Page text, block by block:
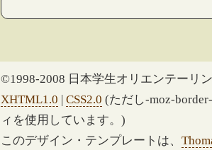
©1998-2008 日本学生オリエンテーリ
XHTML1.0 | CSS2.0 (ただし-moz-
ィを使用しています。)
このデザイン・テンプレートは、